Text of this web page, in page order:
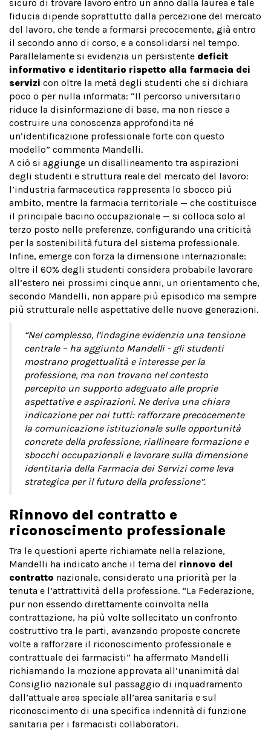
sicuro di trovare lavoro entro un anno dalla laurea e tale
fiducia dipende soprattutto dalla percezione del mercato
del lavoro, che tende a formarsi precocemente, già entro
il secondo anno di corso, e a consolidarsi nel tempo.
Parallelamente si evidenzia un persistente deficit
informativo e identitario rispetto alla farmacia dei
servizi con oltre la metà degli studenti che si dichiara
poco o per nulla informata: “Il percorso universitario
riduce la disinformazione di base, ma non riesce a
costruire una conoscenza approfondita né
un’identificazione professionale forte con questo
modello” commenta Mandelli.
A ciò si aggiunge un disallineamento tra aspirazioni
degli studenti e struttura reale del mercato del lavoro:
l’industria farmaceutica rappresenta lo sbocco più
ambito, mentre la farmacia territoriale — che costituisce
il principale bacino occupazionale — si colloca solo al
terzo posto nelle preferenze, configurando una criticità
per la sostenibilità futura del sistema professionale.
Infine, emerge con forza la dimensione internazionale:
oltre il 60% degli studenti considera probabile lavorare
all’estero nei prossimi cinque anni, un orientamento che,
secondo Mandelli, non appare più episodico ma sempre
più strutturale nelle aspettative delle nuove generazioni.
“Nel complesso, l’indagine evidenzia una tensione
centrale – ha aggiunto Mandelli - gli studenti
mostrano progettualità e interesse per la
professione, ma non trovano nel contesto
percepito un supporto adeguato alle proprie
aspettative e aspirazioni. Ne deriva una chiara
indicazione per noi tutti: rafforzare precocemente
la comunicazione istituzionale sulle opportunità
concrete della professione, riallineare formazione e
sbocchi occupazionali e lavorare sulla dimensione
identitaria della Farmacia dei Servizi come leva
strategica per il futuro della professione”.
Rinnovo del contratto e
riconoscimento professionale
Tra le questioni aperte richiamate nella relazione,
Mandelli ha indicato anche il tema del rinnovo del
contratto nazionale, considerato una priorità per la
tenuta e l’attrattività della professione. “La Federazione,
pur non essendo direttamente coinvolta nella
contrattazione, ha più volte sollecitato un confronto
costruttivo tra le parti, avanzando proposte concrete
volte a rafforzare il riconoscimento professionale e
contrattuale dei farmacisti” ha affermato Mandelli
richiamando la mozione approvata all’unanimità dal
Consiglio nazionale sul passaggio di inquadramento
dall’attuale area speciale all’area sanitaria e sul
riconoscimento di una specifica indennità di funzione
sanitaria per i farmacisti collaboratori.